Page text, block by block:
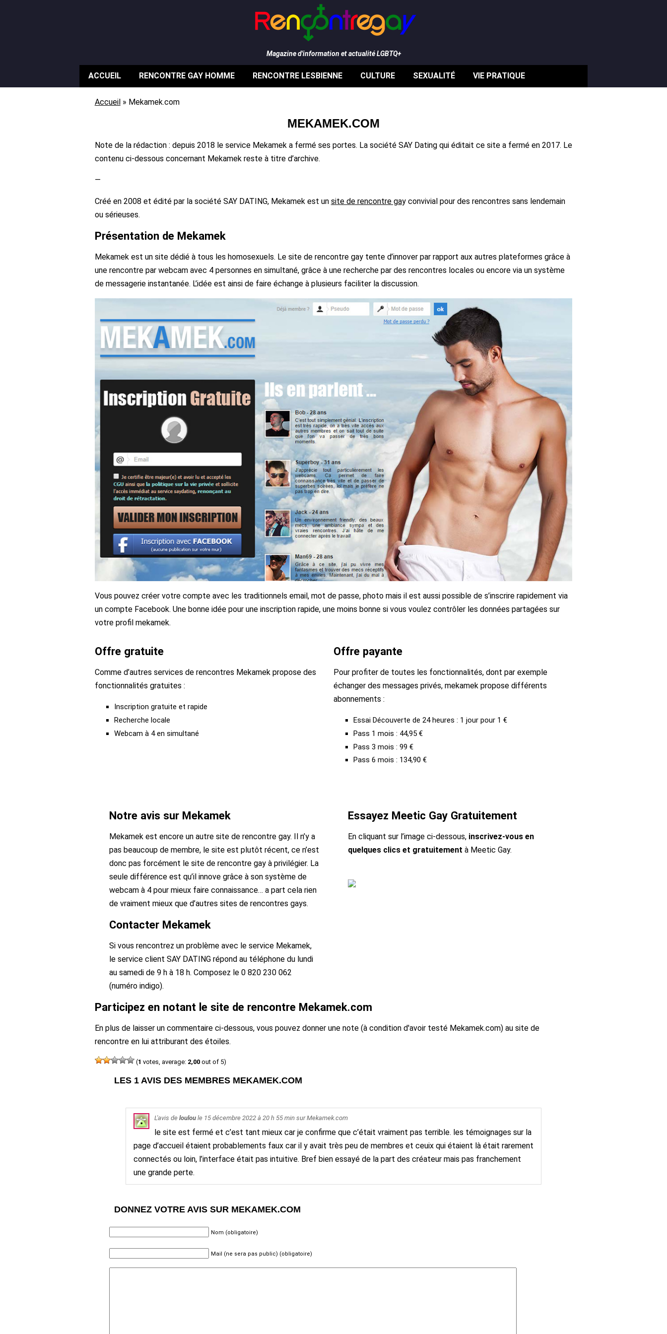
Magazine d'information et actualité LGBTQ+
ACCUEIL RENCONTRE GAY HOMME RENCONTRE LESBIENNE CULTURE SEXUALITÉ VIE PRATIQUE
Accueil» Mekamek.com
MEKAMEK.COM
Note de la rédaction : depuis 2018 le service Mekamek a fermé ses portes. La société SAY Dating qui éditait ce site a fermé en 2017. Le
contenu ci-dessous concernant Mekamek reste à titre d’archive.
—
Créé en 2008 et édité par la société SAY DATING, Mekamek est un site de rencontre gay convivial pour des rencontres sans lendemain
ou sérieuses.
Présentation de Mekamek
Mekamek est un site dédié à tous les homosexuels. Le site de rencontre gay tente d’innover par rapport aux autres plateformes grâce à
une rencontre par webcam avec 4 personnes en simultané, grâce à une recherche par des rencontres locales ou encore via un système
de messagerie instantanée. L’idée est ainsi de faire échange à plusieurs faciliter la discussion.
Vous pouvez créer votre compte avec les traditionnels email, mot de passe, photo mais il est aussi possible de s’inscrire rapidement via
un compte Facebook. Une bonne idée pour une inscription rapide, une moins bonne si vous voulez contrôler les données partagées sur
votre profil mekamek.
Offre gratuite
Comme d’autres services de rencontres Mekamek propose des
fonctionnalités gratuites :
Inscription gratuite et rapide
Recherche locale
Webcam à 4 en simultané
Offre payante
Pour profiter de toutes les fonctionnalités, dont par exemple
échanger des messages privés, mekamek propose différents
abonnements :
Essai Découverte de 24 heures : 1 jour pour 1 €
Pass 1 mois : 44,95 €
Pass 3 mois : 99 €
Pass 6 mois : 134,90 €
Notre avis sur Mekamek
Mekamek est encore un autre site de rencontre gay. Il n’y a
pas beaucoup de membre, le site est plutôt récent, ce n’est
donc pas forcément le site de rencontre gay à privilégier. La
seule différence est qu’il innove grâce à son système de
webcam à 4 pour mieux faire connaissance… a part cela rien
de vraiment mieux que d’autres sites de rencontres gays.
Contacter Mekamek
Si vous rencontrez un problème avec le service Mekamek,
le service client SAY DATING répond au téléphone du lundi
au samedi de 9 h à 18 h. Composez le 0 820 230 062
(numéro indigo).
Essayez Meetic Gay Gratuitement
En cliquant sur l’image ci-dessous, inscrivez-vous en
quelques clics et gratuitement à Meetic Gay.
Participez en notant le site de rencontre Mekamek.com
En plus de laisser un commentaire ci-dessous, vous pouvez donner une note (à condition d'avoir testé Mekamek.com) au site de
rencontre en lui attriburant des étoiles.
(1 votes, average: 2,00out of 5)
LES 1 AVIS DES MEMBRES MEKAMEK.COM
L'avis de louloule 15 décembre 2022à 20 h 55 min surMekamek.com
le site est fermé et c’est tant mieux car je confirme que c’était vraiment pas terrible. les témoignages sur la
page d’accueil étaient probablements faux car il y avait très peu de membres et ceuix qui étaient là était rarement
connectés ou loin, l’interface était pas intuitive. Bref bien essayé de la part des créateur mais pas franchement
une grande perte.
DONNEZ VOTRE AVIS SUR MEKAMEK.COM
Nom (obligatoire)
Mail (ne sera pas public) (obligatoire)